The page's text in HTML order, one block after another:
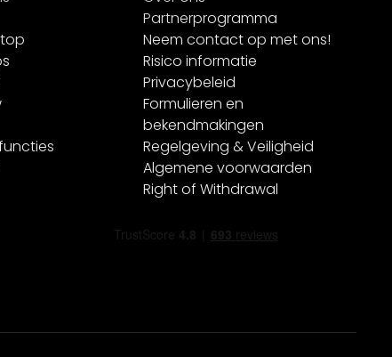
Partnerprogramma
Neem contact op met ons!
Risico informatie
Privacybeleid
Formulieren en
bekendmakingen
Regelgeving & Veiligheid
Algemene voorwaarden
Right of Withdrawal